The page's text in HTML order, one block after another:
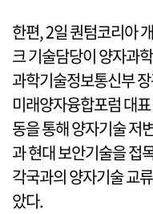
한편, 2일 퀀텀코리아
크 기술담당이 양자과
과학기술정보통신부
미래양자융합포럼 대
동을 통해 양자기술 저
과 현대 보안기술을 접
각국과의 양자기술 교
았다.